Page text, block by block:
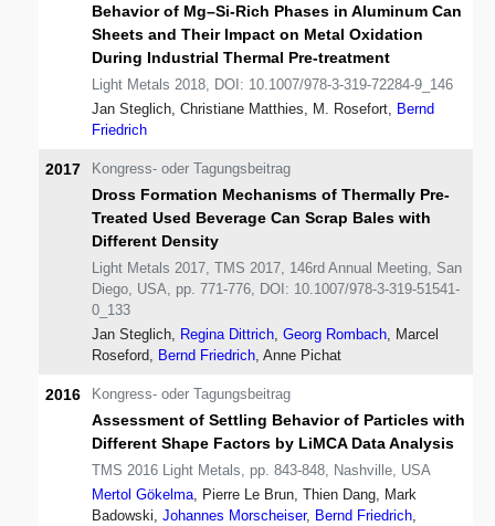
Behavior of Mg–Si-Rich Phases in Aluminum Can
Sheets and Their Impact on Metal Oxidation
During Industrial Thermal Pre-treatment
Light Metals 2018, DOI: 10.1007/978-3-319-72284-9_146
Jan Steglich, Christiane Matthies, M. Rosefort,
Bernd
Friedrich
2017 Kongress- oder Tagungsbeitrag
Dross Formation Mechanisms of Thermally Pre-
Treated Used Beverage Can Scrap Bales with
Different Density
Light Metals 2017, TMS 2017, 146rd Annual Meeting, San
Diego, USA, pp. 771-776, DOI: 10.1007/978-3-319-51541-
0_133
Jan Steglich,
Regina Dittrich ,Georg Rombach , Marcel
Roseford,
Bernd Friedrich , Anne Pichat
2016 Kongress- oder Tagungsbeitrag
Assessment of Settling Behavior of Particles with
Different Shape Factors by LiMCA Data Analysis
TMS 2016 Light Metals, pp. 843-848, Nashville, USA
Mertol Gökelma , Pierre Le Brun, Thien Dang, Mark
Badowski,Johannes Morscheiser, Bernd Friedrich